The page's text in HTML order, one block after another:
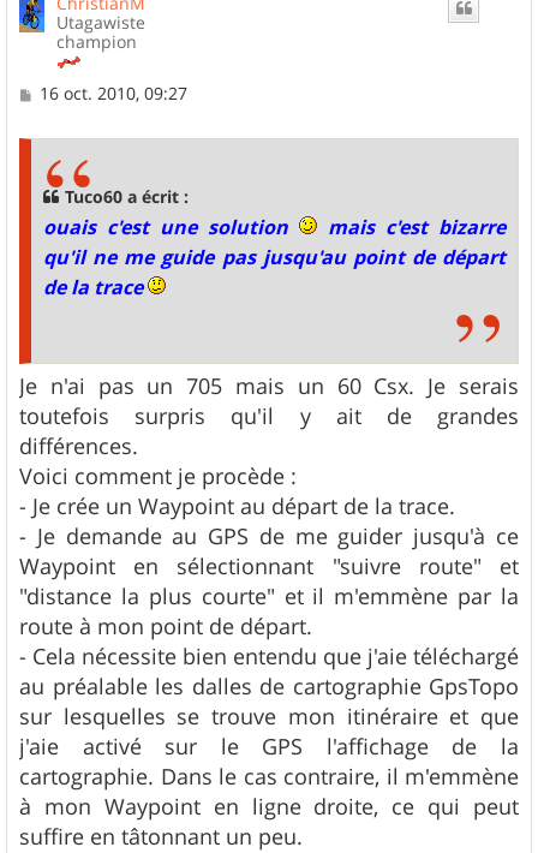
Utagawiste
champion
M16 oct. 2010, 09:27
Tuco60 a écrit :
ouais c'est une solution
mais c'est bizarre
qu'il ne me guide pas jusqu'au point de départ
de la trace
Je n'ai pas un 705 mais un 60 Csx. Je serais
toutefois surpris qu'il y ait de grandes
différences.
Voici comment je procède :
- Je crée un Waypoint au départ de la trace.
- Je demande au GPS de me guider jusqu'à ce
Waypoint en sélectionnant "suivre route" et
"distance la plus courte" et il m'emmène par la
route à mon point de départ.
- Cela nécessite bien entendu que j'aie téléchargé
au préalable les dalles de cartographie GpsTopo
sur lesquelles se trouve mon itinéraire et que
j'aie activé sur le GPS l'affichage de la
cartographie. Dans le cas contraire, il m'emmène
à mon Waypoint en ligne droite, ce qui peut
suffire en tâtonnant un peu.